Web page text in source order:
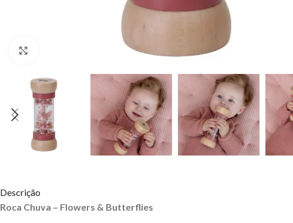
Descrição
Roca Chuva – Flowers & Butterflies